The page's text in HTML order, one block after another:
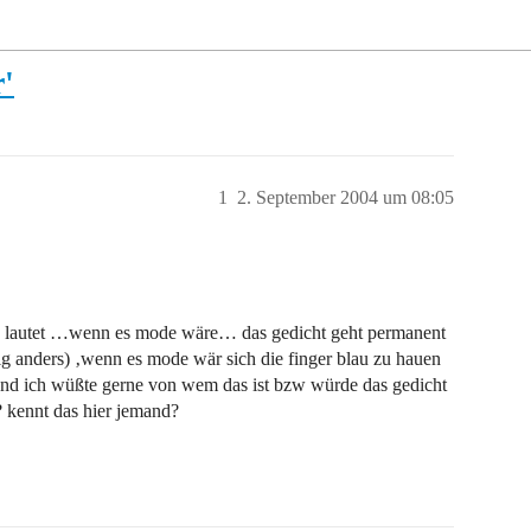
2. September 2004 um 08:05
1
…wenn es mode wäre… das gedicht geht permanent
‚wenn es mode wär sich die finger blau zu hauen
ich wüßte gerne von wem das ist bzw würde das gedicht
das hier jemand?